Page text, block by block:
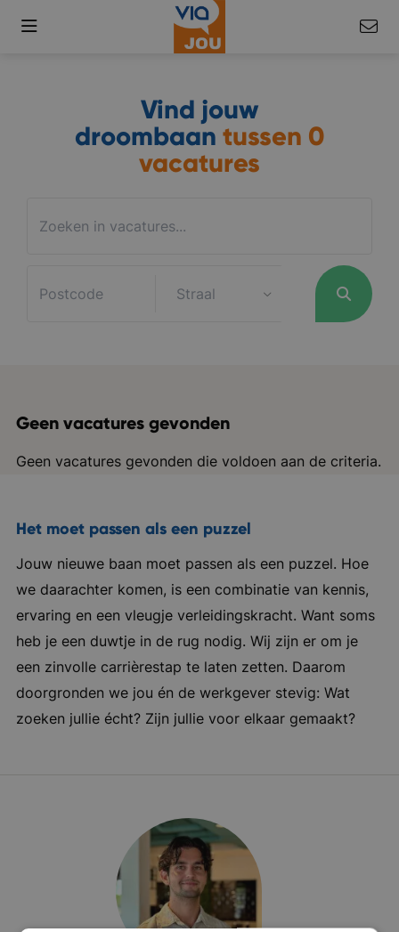
Vind jouw
droombaan tussen 0
vacatures
Geen vacatures gevonden
Geen vacatures gevonden die voldoen aan de criteria.
Het moet passen als een puzzel
Jouw nieuwe baan moet passen als een puzzel. Hoe
we daarachter komen, is een combinatie van kennis,
ervaring en een vleugje verleidingskracht. Want soms
heb je een duwtje in de rug nodig. Wij zijn er om je
een zinvolle carrièrestap te laten zetten. Daarom
doorgronden we jou én de werkgever stevig: Wat
zoeken jullie écht? Zijn jullie voor elkaar gemaakt?